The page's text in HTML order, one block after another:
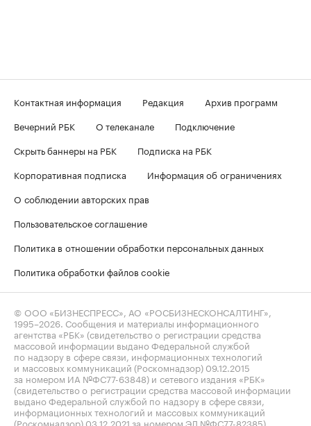
Контактная информация Редакция
Архив программ
Вечерний РБК
О телеканале
Подключение
Скрыть баннеры на РБК
Подписка на РБК
Корпоративная подписка
Информация об ограничениях
О соблюдении авторских прав
Пользовательское соглашение
Политика в отношении обработки персональных данных
Политика обработки файлов cookie
© ООО «БИЗНЕСПРЕСС», АО «РОСБИЗНЕСКОНСАЛТИНГ»,
1995–2026 . Сообщения и материалы информационного
агентства «РБК» (свидетельство о регистрации средства
массовой информации выдано Федеральной службой
по надзору в сфере связи, информационных технологий
и массовых коммуникаций (Роскомнадзор) 09.12.2015
за номером ИА №ФС77-63848) и сетевого издания «РБК»
(свидетельство о регистрации средства массовой информации
выдано Федеральной службой по надзору в сфере связи,
информационных технологий и массовых коммуникаций
(Роскомнадзор) 03.12.2021 за номером ЭЛ №ФС77-82385)